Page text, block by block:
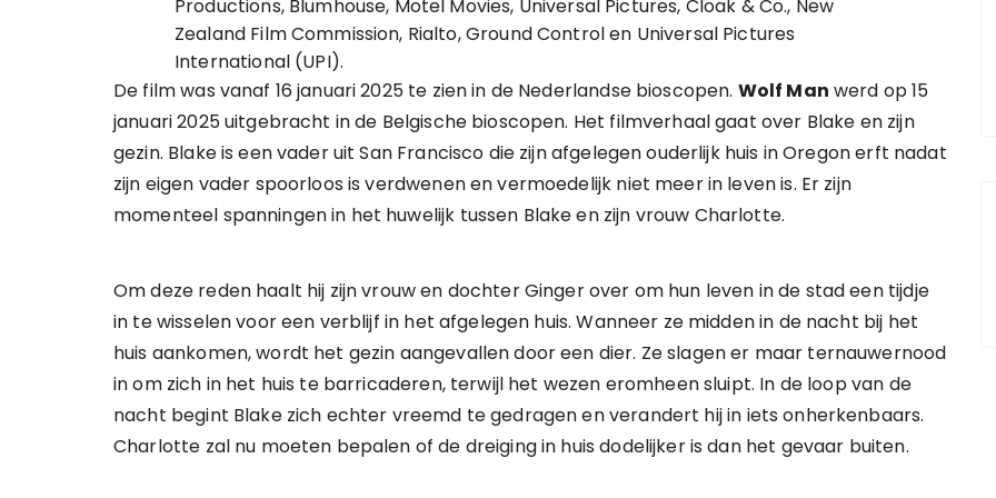
Productions, Blumhouse, Motel Movies, Universal Pictures, Cloak & Co., New
Zealand Film Commission, Rialto, Ground Control en Universal Pictures
International (UPI).
De film was vanaf 16 januari 2025 te zien in de Nederlandse bioscopen. Wolf Man werd op 15
januari 2025 uitgebracht in de Belgische bioscopen. Het filmverhaal gaat over Blake en zijn
gezin. Blake is een vader uit San Francisco die zijn afgelegen ouderlijk huis in Oregon erft nadat
zijn eigen vader spoorloos is verdwenen en vermoedelijk niet meer in leven is. Er zijn
momenteel spanningen in het huwelijk tussen Blake en zijn vrouw Charlotte.
Om deze reden haalt hij zijn vrouw en dochter Ginger over om hun leven in de stad een tijdje
in te wisselen voor een verblijf in het afgelegen huis. Wanneer ze midden in de nacht bij het
huis aankomen, wordt het gezin aangevallen door een dier. Ze slagen er maar ternauwernood
in om zich in het huis te barricaderen, terwijl het wezen eromheen sluipt. In de loop van de
nacht begint Blake zich echter vreemd te gedragen en verandert hij in iets onherkenbaars.
Charlotte zal nu moeten bepalen of de dreiging in huis dodelijker is dan het gevaar buiten.